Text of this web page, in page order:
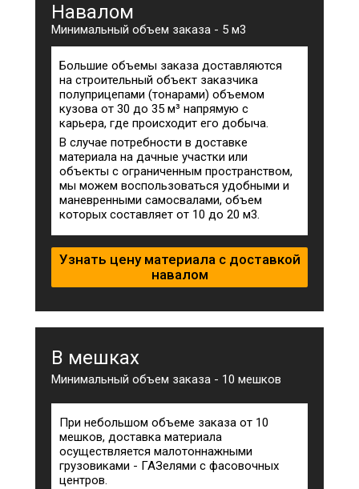
Навалом
Минимальный объем заказа - 5 м3
Большие объемы заказа доставляются
на строительный объект заказчика
полуприцепами (тонарами) объемом
кузова от 30 до 35 м³ напрямую с
карьера, где происходит его добыча.
В случае потребности в доставке
материала на дачные участки или
объекты с ограниченным пространством,
мы можем воспользоваться удобными и
маневренными самосвалами, объем
которых составляет от 10 до 20 м3.
Узнать цену материала с доставкой
навалом
В мешках
Минимальный объем заказа - 10 мешков
При небольшом объеме заказа от 10
мешков, доставка материала
осуществляется малотоннажными
грузовиками - ГАЗелями с фасовочных
центров.